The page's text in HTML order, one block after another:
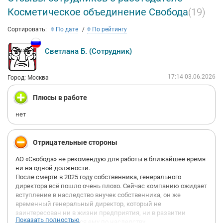
ISO 22716:2007 «Косметика. Надлежащая
производственная практика (GMP). Руководящие
указания по надлежащей производственной практике»
Оба стандарта предъявляют высокие требования к процессам
жизненного цикла продукции, ведению технической
документации и компетентности персонала. Следует
подчеркнуть, что на сегодняшний день ОАО «СВОБОДА»
является единственным российским производителем,
обладающим сертификатом GMP.
Сертификация компании проведена мировым лидером в сфере
инспекционных услуг, экспертизы, испытаний и сертификации
- ЗАО «СЖС Восток Лимитед» (Société Générale de Surveillance).
Кроме того, предприятие имеет сертификацию по методикам
Procter & Gamble и Unilever, а также по социальной
ответственности SA 8000.
Косметическое объединение «СВОБОДА» осуществляет
деловое и творческое сотрудничество с ведущими
парфюмерно-косметическими компаниями Германии,
Франции, Англии, Швейцарии, Египта, Индии и других стран.
Косметическое объединение Свобода(19)
Сортировать: По дате По рейтингу
Светлана Б. (Сотрудник)
Город: Москва 17:14 03.06.2026
Плюсы в работе
нет
Отрицательные стороны
АО «Свобода» не рекомендую для работы в ближайшее время
ни на одной должности.
После смерти в 2025 году собственника, генерального
директора всё пошло очень плохо. Сейчас компанию ожидает
вступление в наследство внучек собственника, он же
временный генеральный директор, который не
заинтересован ни в жизни предприятия, ни в развитии
Показать полностью